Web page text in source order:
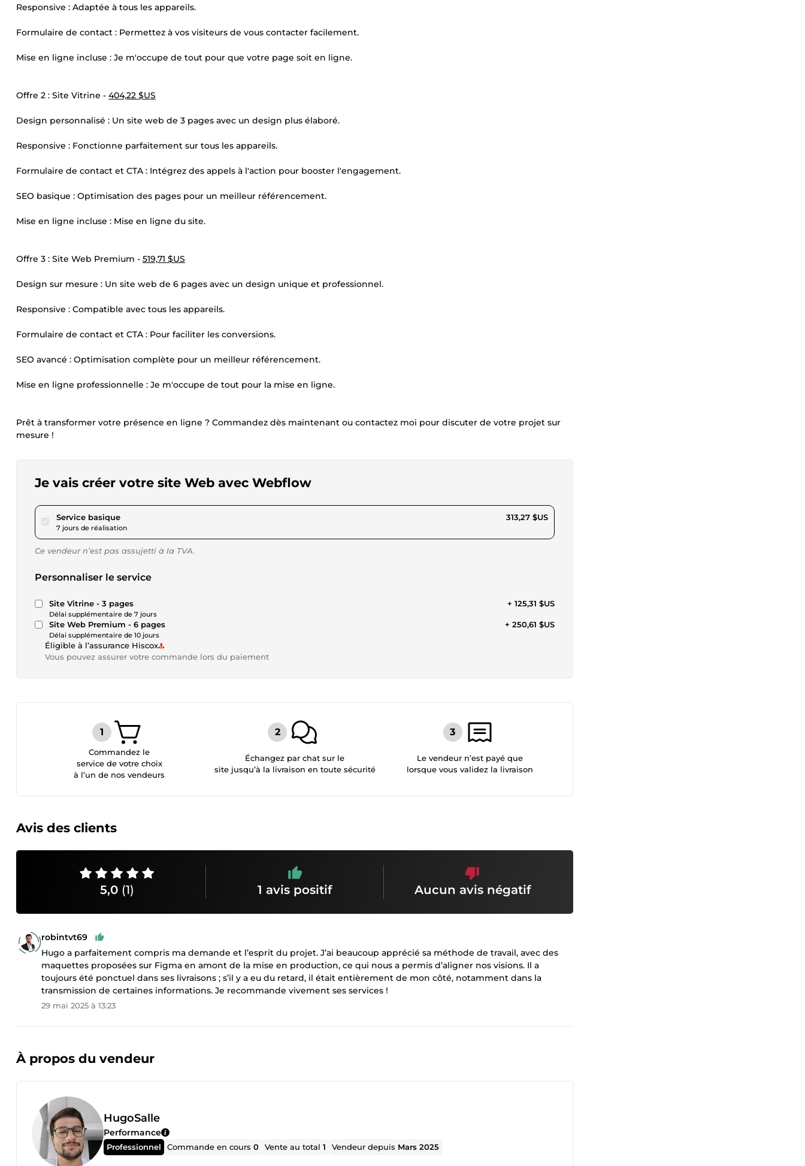
Responsive : Adaptée à tous les appareils.
Formulaire de contact : Permettez à vos visiteurs de vous contacter facilement.
Mise en ligne incluse : Je m'occupe de tout pour que votre page soit en ligne.
Offre 2 : Site Vitrine - 404,22 $US
Design personnalisé : Un site web de 3 pages avec un design plus élaboré.
Responsive : Fonctionne parfaitement sur tous les appareils.
Formulaire de contact et CTA : Intégrez des appels à l'action pour booster l'engagement.
SEO basique : Optimisation des pages pour un meilleur référencement.
Mise en ligne incluse : Mise en ligne du site.
Offre 3 : Site Web Premium - 519,71 $US
Design sur mesure : Un site web de 6 pages avec un design unique et professionnel.
Responsive : Compatible avec tous les appareils.
Formulaire de contact et CTA : Pour faciliter les conversions.
SEO avancé : Optimisation complète pour un meilleur référencement.
Mise en ligne professionnelle : Je m'occupe de tout pour la mise en ligne.
Prêt à transformer votre présence en ligne ? Commandez dès maintenant ou contactez moi pour discuter de votre projet sur
mesure !
Je vais créer votre site Web avec Webflow
Service basiquepour 288,73 $US
7 jours de réalisation
313,27 $US
Ce vendeur n’est pas assujetti à la TVA.
Personnaliser le service
Site Vitrine - 3 pages
Délai supplémentaire de 7 jours
+ 125,31 $US
Site Web Premium - 6 pages
Délai supplémentaire de 10 jours
+ 250,61 $US
Éligible à l’assurance Hiscox
Vous pouvez assurer votre commande lors du paiement
Commandez le
service de votre choix
à l’un de nos vendeurs
Échangez par chat sur le
site jusqu’à la livraison en toute sécurité
Le vendeur n’est payé que
lorsque vous validez la livraison
Avis des clients
5,0 (1) 1 avis positif Aucun avis négatif
robintvt69
Hugo a parfaitement compris ma demande et l’esprit du projet. J’ai beaucoup apprécié sa méthode de travail, avec des
maquettes proposées sur Figma en amont de la mise en production, ce qui nous a permis d’aligner nos visions. Il a
toujours été ponctuel dans ses livraisons ; s’il y a eu du retard, il était entièrement de mon côté, notamment dans la
transmission de certaines informations. Je recommande vivement ses services !
29 mai 2025 à 13:23
À propos du vendeur
HugoSalle
Performance
Professionnel Commande en cours0 Vente au total1 Vendeur depuis Mars 2025